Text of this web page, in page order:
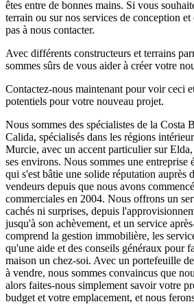
êtes entre de bonnes mains. Si vous
terrain ou sur nos services de conception
pas à nous contacter.
Avec différents constructeurs et terrains
sommes sûrs de vous aider à créer votre
Contactez-nous maintenant pour voir ceci
potentiels pour votre nouveau projet.
Nous sommes des spécialistes de la Costa
Calida, spécialisés dans les régions
Murcie, avec un accent particulier sur
ses environs. Nous sommes une entreprise
qui s'est bâtie une solide réputation auprès
vendeurs depuis que nous avons
commerciales en 2004. Nous offrons un
cachés ni surprises, depuis
jusqu'à son achèvement, et un service
comprend la gestion immobilière, les
qu'une aide et des conseils généraux pour
maison un chez-soi. Avec un portefeuille
à vendre, nous sommes convaincus que
alors faites-nous simplement savoir votre
budget et votre emplacement, et nous